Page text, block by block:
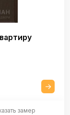
замер